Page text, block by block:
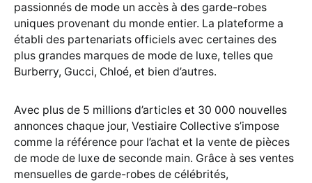
passionnés de mode un accès à des garde-robes
uniques provenant du monde entier. La plateforme a
établi des partenariats officiels avec certaines des
plus grandes marques de mode de luxe, telles que
Burberry, Gucci, Chloé, et bien d’autres.
Avec plus de 5 millions d’articles et 30 000 nouvelles
annonces chaque jour, Vestiaire Collective s’impose
comme la référence pour l’achat et la vente de pièces
de mode de luxe de seconde main. Grâce à ses ventes
mensuelles de garde-robes de célébrités,